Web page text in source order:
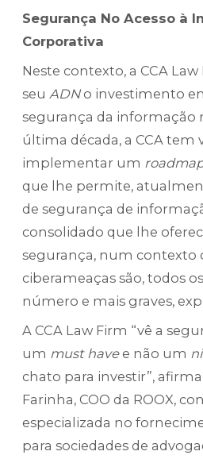
Segurança No Acesso à
Corporativa
Neste contexto, a CCA
seu ADNo investimento
segurança da informação
última década, a CCA tem
implementar um
que lhe permite,
de segurança de
consolidado que lhe
segurança, num contexto
ciberameaças são, todos
número e mais graves,
A CCA Law Firm “vê a
um must havee não um
chato para investir”,
Farinha, COO da ROOX,
especializada no
para sociedades de